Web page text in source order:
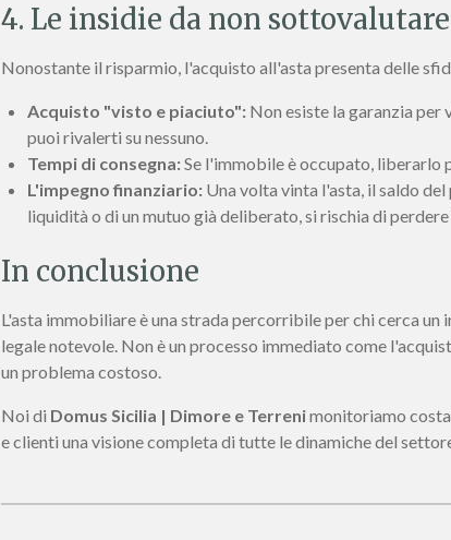
4. Le insidie da non sottovalutare
Nonostante il risparmio, l'acquisto all'asta presenta delle
Acquisto "visto e piaciuto": Non esiste la garanzia
puoi rivalerti su nessuno.
Tempi di consegna:Se l'immobile è occupato,
L'impegno finanziario: Una volta vinta l'asta, il saldo
liquidità o di un mutuo già deliberato, si rischia di
In conclusione
L'asta immobiliare è una strada percorribile per chi cerca
legale notevole. Non è un processo immediato come
un problema costoso.
Noi di Domus Sicilia | Dimore e Terrenimonitoriamo
e clienti una visione completa di tutte le dinamiche del